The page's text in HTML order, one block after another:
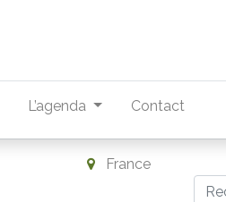
L’agenda Contact
France